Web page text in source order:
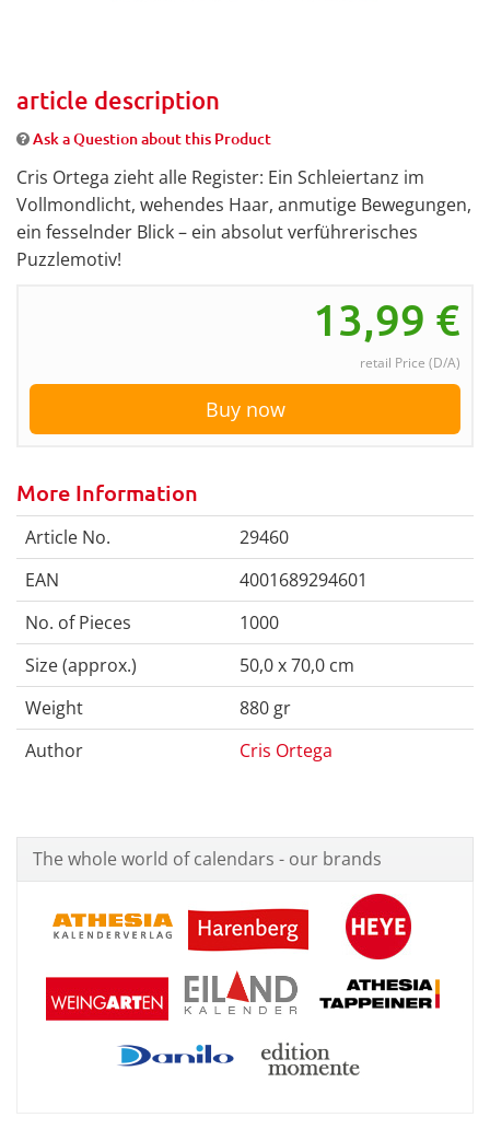
article description
Ask a Question about this Product
Cris Ortega zieht alle Register: Ein Schleiertanz im
Vollmondlicht, wehendes Haar, anmutige Bewegungen,
ein fesselnder Blick – ein absolut verführerisches
Puzzlemotiv!
13,99 €
retail Price (D/A)
Buy now
More Information
Article No.
29460
EAN
4001689294601
No. of Pieces
1000
Size (approx.)
50,0 x 70,0 cm
Weight
880 gr
Author
Cris Ortega
The whole world of calendars - our brands